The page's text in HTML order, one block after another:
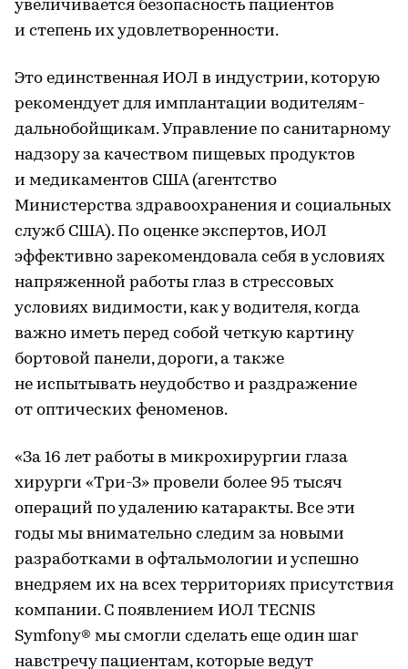
увеличивается безопасность пациентов
и степень их удовлетворенности.
Это единственная ИОЛ в индустрии, которую
рекомендует для имплантации водителям-
дальнобойщикам. Управление по санитарному
надзору за качеством пищевых продуктов
и медикаментов США (агентство
Министерства здравоохранения и социальных
служб США). По оценке экспертов, ИОЛ
эффективно зарекомендовала себя в условиях
напряженной работы глаз в стрессовых
условиях видимости, как у водителя, когда
важно иметь перед собой четкую картину
бортовой панели, дороги, а также
не испытывать неудобство и раздражение
от оптических феноменов.
«За 16 лет работы в микрохирургии глаза
хирурги «Три-З» провели более 95 тысяч
операций по удалению катаракты. Все эти
годы мы внимательно следим за новыми
разработками в офтальмологии и успешно
внедряем их на всех территориях присутствия
компании. С появлением ИОЛ TECNIS
Symfony® мы смогли сделать еще один шаг
навстречу пациентам, которые ведут